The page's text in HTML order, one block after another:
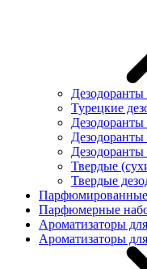
Турецкие
Твердые
Твердые
Парфюмированные
Парфюмерные
Ароматизаторы
Ароматизаторы